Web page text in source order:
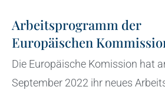
Arbeitsprogramm der
Europäischen
Die Europäische Komission hat
September 2022 ihr neues